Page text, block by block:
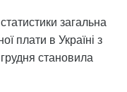
загальна
плати в Україні з
становила